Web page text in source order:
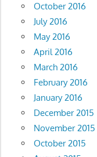
October 2016
July 2016
May 2016
April 2016
March 2016
February 2016
January 2016
December 2015
November 2015
October 2015